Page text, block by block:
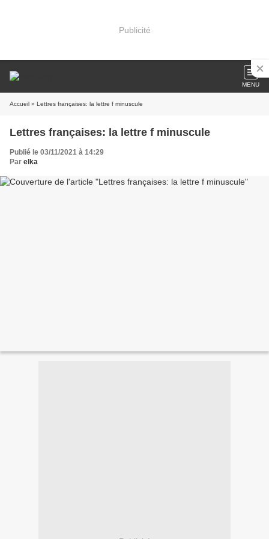
Publicité
MENU
Accueil » Lettres françaises: la lettre f minuscule
Lettres françaises: la lettre f minuscule
Publié le 03/11/2021 à 14:29
Par elka